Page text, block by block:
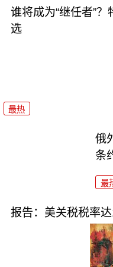
谁将成为“继任者”
选
最热
俄
条
最
报告：美关税税率